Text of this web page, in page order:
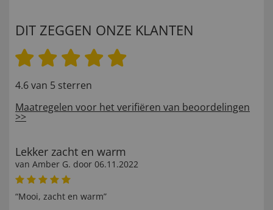
DIT ZEGGEN ONZE KLANTEN
4.6 van 5 sterren
Maatregelen voor het verifiëren van beoordelingen
>>
Lekker zacht en warm
van Amber G. door 06.11.2022
“Mooi, zacht en warm”